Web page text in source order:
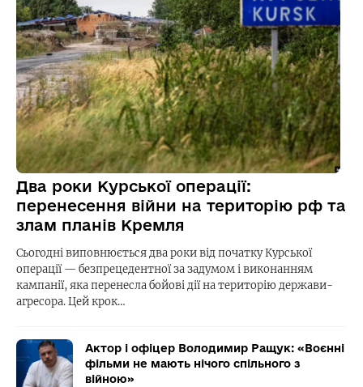
Два роки Курської операції:
перенесення війни на територію рф та
злам планів Кремля
Сьогодні виповнюється два роки від початку Курської
операції — безпрецедентної за задумом і виконанням
кампанії, яка перенесла бойові дії на територію держави-
агресора. Цей крок…
Актор і офіцер Володимир Ращук: «Воєнні
фільми не мають нічого спільного з
війною»